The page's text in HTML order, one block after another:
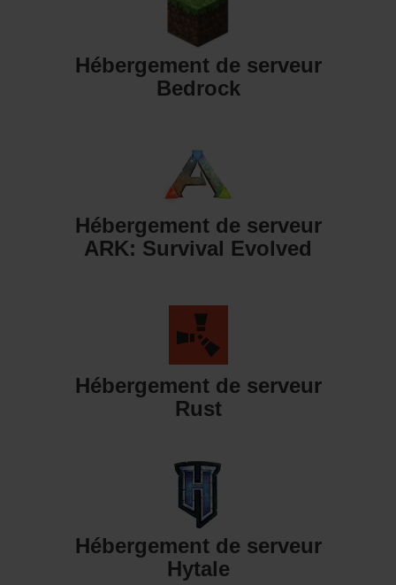
Hébergement de serveur
Bedrock
Hébergement de serveur
ARK: Survival Evolved
Hébergement de serveur
Rust
Hébergement de serveur
Hytale